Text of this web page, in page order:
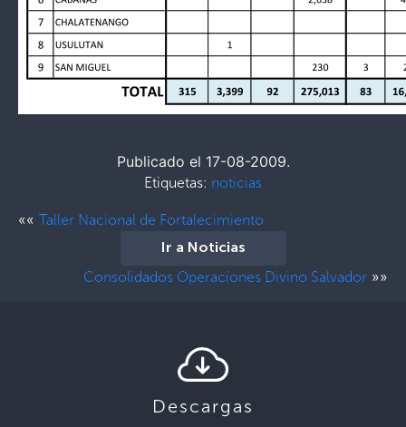
Publicado el 17-08-2009.
Etiquetas: noticias
«« Taller Nacional de Fortalecimiento
Ir a Noticias
Consolidados Operaciones Divino Salvador »»
Descargas